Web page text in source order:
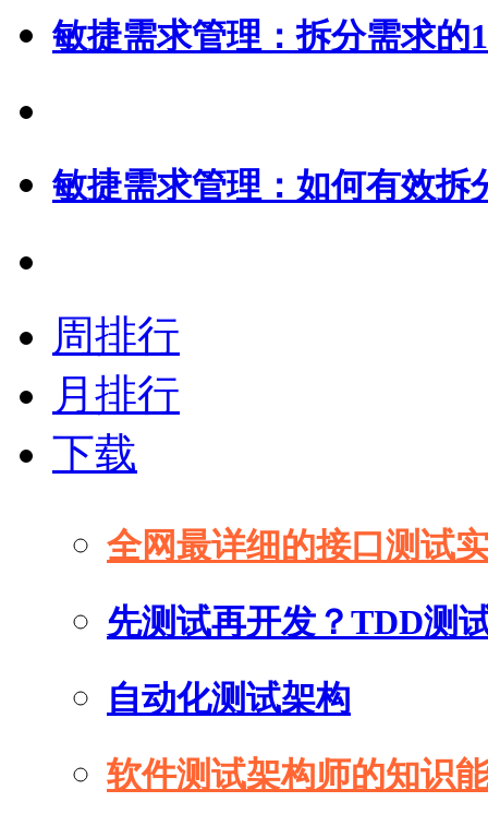
敏捷需求管理：拆分需求的
敏捷需求管理：如何有效拆
周排行
月排行
下载
全网最详细的接口测试
先测试再开发？TDD测
自动化测试架构
软件测试架构师的知识